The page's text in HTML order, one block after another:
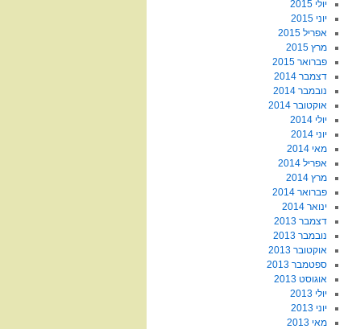
יולי 2015
יוני 2015
אפריל 2015
מרץ 2015
פברואר 2015
דצמבר 2014
נובמבר 2014
אוקטובר 2014
יולי 2014
יוני 2014
מאי 2014
אפריל 2014
מרץ 2014
פברואר 2014
ינואר 2014
דצמבר 2013
נובמבר 2013
אוקטובר 2013
ספטמבר 2013
אוגוסט 2013
יולי 2013
יוני 2013
מאי 2013